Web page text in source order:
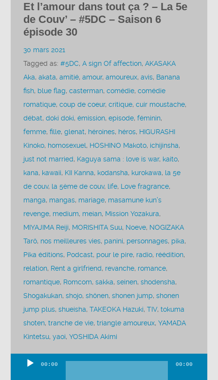
Et l’amour dans tout ça ? – La 5e
de Couv’ – #5DC – Saison 6
épisode 30
30 mars 2021
Tagged as:#5DC,A sign Of affection,AKASAKA
Aka,akata,amitié,amour,amoureux,avis, Banana
fish, blue flag,casterman,comédie,comédie
romatique,coup de coeur,critique,cuir moustache,
débat,doki doki,émission,episode,féminin,
femme,fille,glenat, héroines, héros, HIGURASHI
Kinoko, homosexuel, HOSHINO Makoto, ichijinsha,
just not married, Kaguya sama : love is war, kaito,
kana, kawaii, KII Kanna, kodansha, kurokawa, la 5e
de couv, la 5ème de couv, life, Love fragrance,
manga, mangas, mariage, masamune kun’s
revenge, medium, meian, Mission Yozakura,
MIYAJIMA Reiji, MORISHITA Suu, Noeve, NOGIZAKA
Tarô, nos meilleures vies, panini, personnages, pika,
Pika éditions, Podcast, pour le pire, radio, réédition,
relation, Rent a girlfriend, revanche, romance,
romantique, Romcom,sakka,seinen,shodensha,
Shogakukan,shojo,shônen,shonen jump,shonen
jump plus,shueisha,TAKEOKA Hazuki,TIV,tokuma
shoten,tranche de vie,triangle amoureux,YAMADA
Kintetsu,yaoi,YOSHIDA Akimi
00:00 00:00